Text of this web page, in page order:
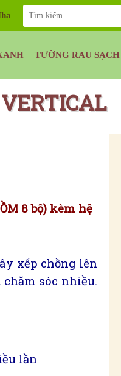
TƯỜNG RAU SẠCH
8 bộ)kèm hệ
xếp chồng lên
sóc nhiều.
lần